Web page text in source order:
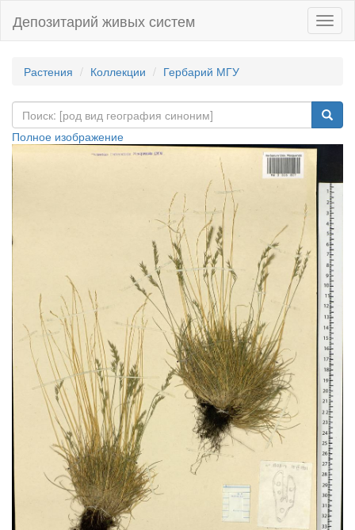
Депозитарий живых систем
Растения Коллекции Гербарий МГУ
Полное изображение